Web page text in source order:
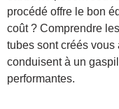
procédé offre le bon
coût ? Comprendre
tubes sont créés
conduisent à un
performantes.